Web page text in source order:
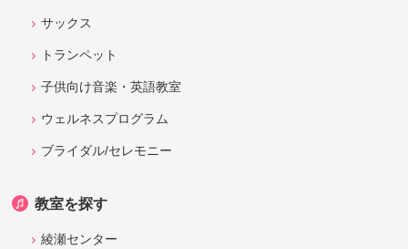
サックス
トランペット
子供向け音楽・英語教室
ウェルネスプログラム
ブライダル/セレモニー
教室を探す
綾瀬センター